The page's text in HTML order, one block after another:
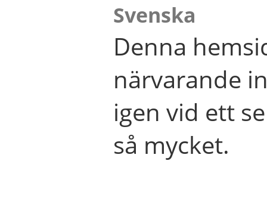
Svenska
Denna
närvarande
igen vid ett
så mycket.